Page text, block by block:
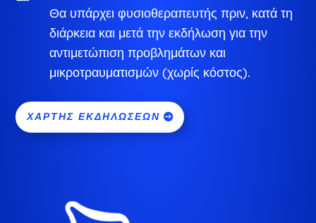
Θα υπάρχει φυσιοθεραπευτής πριν, κατά τη
διάρκεια και μετά την εκδήλωση για την
αντιμετώπιση προβλημάτων και
μικροτραυματισμών (χωρίς κόστος).
ΧΆΡΤΗΣ ΕΚΔΗΛΏΣΕΩΝ